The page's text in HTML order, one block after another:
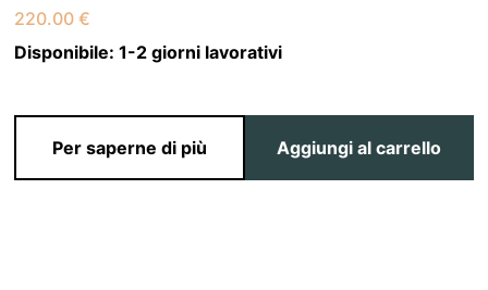
220.00€
Disponibile:1-2 giorni lavorativi
Per saperne di più Aggiungi al carrello